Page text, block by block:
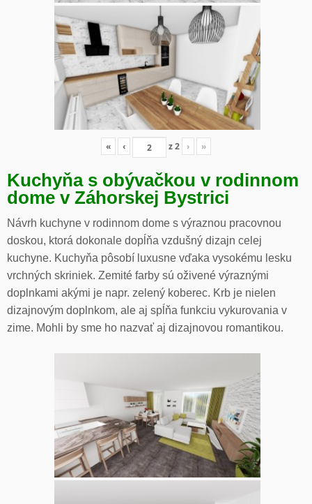
« ‹ z2 › »
Kuchyňa s obývačkou v rodinnom
dome v Záhorskej Bystrici
Návrh kuchyne v rodinnom dome s výraznou pracovnou
doskou, ktorá dokonale dopĺňa vzdušný dizajn celej
kuchyne. Kuchyňa pôsobí luxusne vďaka vysokému lesku
vrchných skriniek. Zemité farby sú oživené výraznými
doplnkami akými je napr. zelený koberec. Krb je nielen
dizajnovým doplnkom, ale aj spĺňa funkciu vykurovania v
zime. Mohli by sme ho nazvať aj dizajnovou romantikou.